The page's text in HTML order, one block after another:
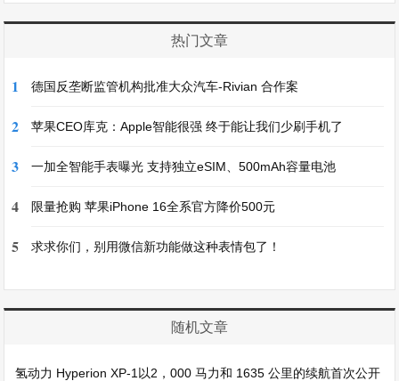
热门文章
1 德国反垄断监管机构批准大众汽车-Rivian 合作案
2 苹果CEO库克：Apple智能很强 终于能让我们少刷手机了
3 一加全智能手表曝光 支持独立eSIM、500mAh容量电池
4 限量抢购 苹果iPhone 16全系官方降价500元
5 求求你们，别用微信新功能做这种表情包了！
随机文章
氢动力 Hyperion XP-1以2，000 马力和 1635 公里的续航首次公开